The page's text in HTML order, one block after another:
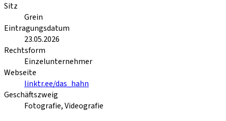
Sitz
Grein
Eintragungsdatum
23.05.2026
Rechtsform
Einzelunternehmer
Webseite
linktr.ee/das_hahn
Geschäftszweig
Fotografie, Videografie